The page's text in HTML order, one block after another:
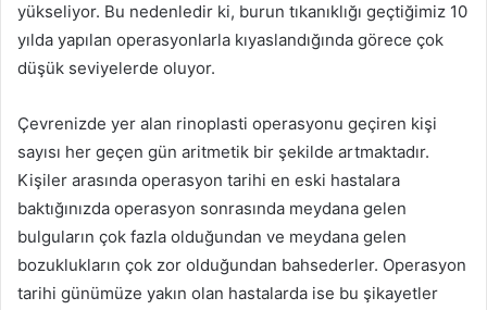
yükseliyor. Bu nedenledir ki, burun tıkanıklığı geçtiğimiz 10
yılda yapılan operasyonlarla kıyaslandığında görece çok
düşük seviyelerde oluyor.
Çevrenizde yer alan rinoplasti operasyonu geçiren kişi
sayısı her geçen gün aritmetik bir şekilde artmaktadır.
Kişiler arasında operasyon tarihi en eski hastalara
baktığınızda operasyon sonrasında meydana gelen
bulguların çok fazla olduğundan ve meydana gelen
bozuklukların çok zor olduğundan bahsederler. Operasyon
tarihi günümüze yakın olan hastalarda ise bu şikayetler